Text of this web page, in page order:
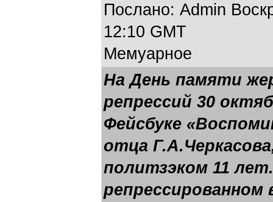
Послано: Admin
12:10 GMT
Мемуарное
На День памяти
репрессий 30
Фейсбуке
отца
политзэком 11 лет.